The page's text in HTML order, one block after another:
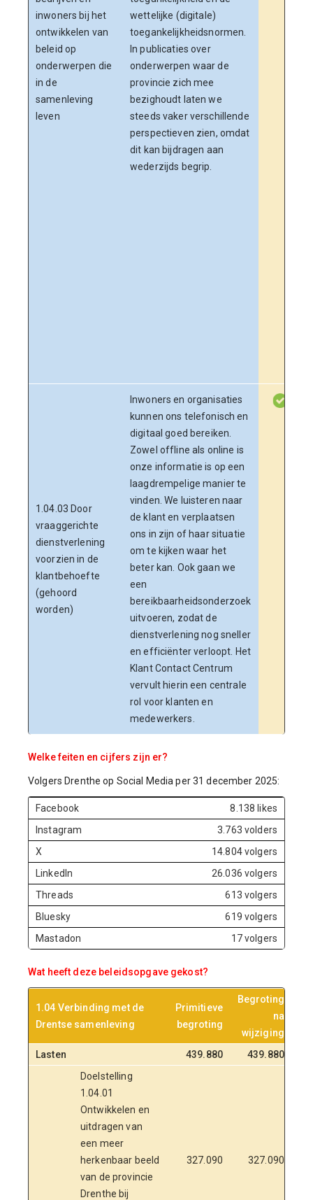
inwoners bij het
ontwikkelen van
beleid op
onderwerpen die
in de
samenleving
leven
wettelijke (digitale)
toegankelijkheidsnormen.
In publicaties over
onderwerpen waar de
provincie zich mee
bezighoudt laten we
steeds vaker verschillende
perspectieven zien, omdat
dit kan bijdragen aan
wederzijds begrip.
1.04.03 Door
vraaggerichte
dienstverlening
voorzien in de
klantbehoefte
(gehoord
worden)
Inwoners en organisaties
kunnen ons telefonisch en
digitaal goed bereiken.
Zowel offline als online is
onze informatie is op een
laagdrempelige manier te
vinden. We luisteren naar
de klant en verplaatsen
ons in zijn of haar situatie
om te kijken waar het
beter kan. Ook gaan we
een
bereikbaarheidsonderzoek
uitvoeren, zodat de
dienstverlening nog sneller
en efficiënter verloopt. Het
Klant Contact Centrum
vervult hierin een centrale
rol voor klanten en
medewerkers.
Welke feiten en cijfers zijn er?
Volgers Drenthe op Social Media per 31 december 2025:
Facebook
8.138 likes
Instagram
3.763 volders
X
14.804 volgers
LinkedIn
26.036 volgers
Threads
613 volgers
Bluesky
619 volgers
Mastadon
17 volgers
Wat heeft deze beleidsopgave gekost?
1.04 Verbinding met de
Drentse samenleving
Primitieve
begroting
Begroting
na
wijziging
Lasten 439.880 439.880
Doelstelling
1.04.01
Ontwikkelen en
uitdragen van
een meer
herkenbaar beeld
van de provincie
Drenthe bij
327.090 327.090